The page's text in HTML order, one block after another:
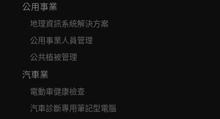
公用事業
地理資訊系統解決方案
公用事業人員管理
公共植被管理
汽車業
電動車健康檢查
汽車診斷專用筆記型電腦